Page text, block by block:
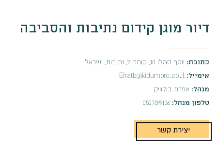
דיור מוגן קידום נתיבות והסביבה
כתובת: יוסף סמלו 10, קומה 2, נתיבות, ישראל
אימייל: Efratb@kidumpro.co.il
מנהל: אפרת בולוויק
טלפון מנהל: 0527599136
יצירת קשר